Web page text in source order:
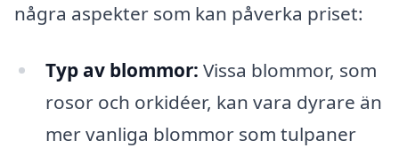
några aspekter som kan påverka priset:
Typ av blommor: Vissa blommor, som
rosor och orkidéer, kan vara dyrare än
mer vanliga blommor som tulpaner